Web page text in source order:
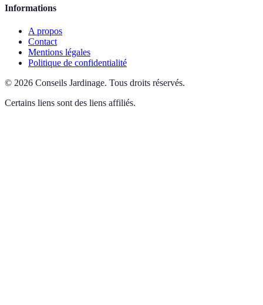
Informations
A propos
Contact
Mentions légales
Politique de confidentialité
© 2026 Conseils Jardinage. Tous droits réservés.
Certains liens sont des liens affiliés.